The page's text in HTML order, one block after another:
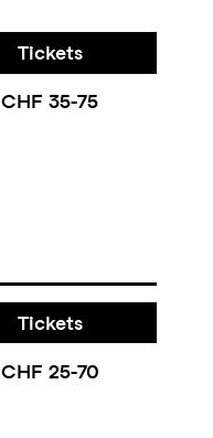
Tickets
CHF 35-75
Tickets
CHF 25-70